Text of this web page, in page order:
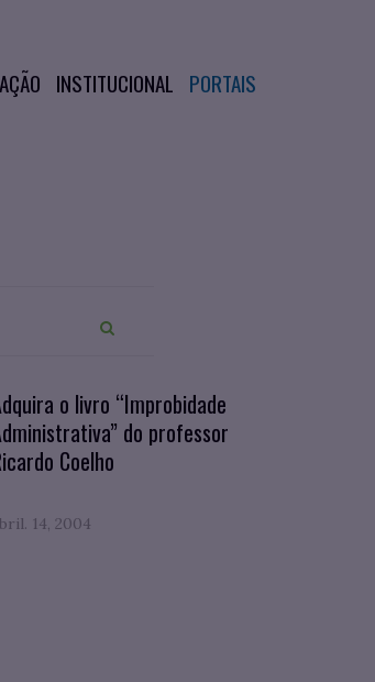
INSTITUCIONAL PORTAIS
o livro “Improbidade
do professor
Coelho
14, 2004